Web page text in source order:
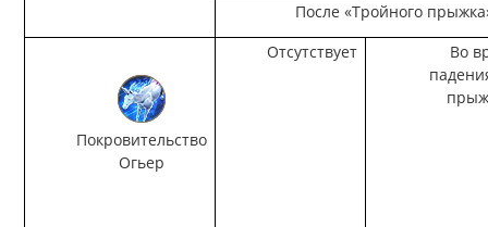
После «Тройного
Покровительство
Огьер
Отсутствует
Во